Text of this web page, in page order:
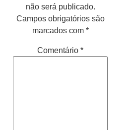
não será publicado.
Campos obrigatórios são
marcados com *
Comentário *